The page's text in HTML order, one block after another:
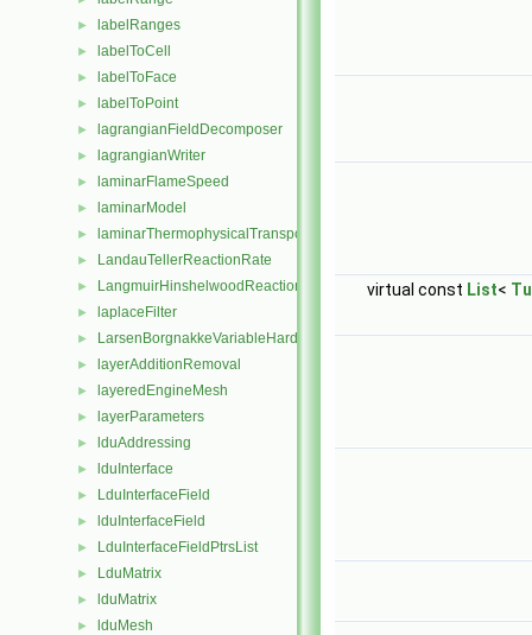
► labelRanges
► labelToCell
► labelToFace
► labelToPoint
► lagrangianFieldDecomposer
► lagrangianWriter
► laminarFlameSpeed
► laminarModel
► laminarThermophysicalTransportModel
► LandauTellerReactionRate
► LangmuirHinshelwoodReactionRate
► laplaceFilter
► LarsenBorgnakkeVariableHardSphere
► layerAdditionRemoval
► layeredEngineMesh
► layerParameters
► lduAddressing
► lduInterface
► LduInterfaceField
► lduInterfaceField
► LduInterfaceFieldPtrsList
► LduMatrix
► lduMatrix
► lduMesh
virtual const List<